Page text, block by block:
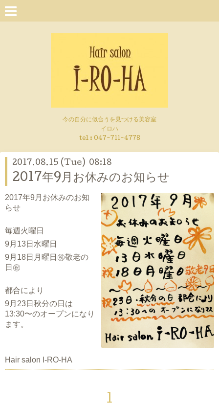
今の自分に似合うを見つける美容室
イロハ
tel : 047-711-4778
2017.08.15 (Tue) 08:18
2017年9月お休みのお知らせ
2017年9月お休みのお知
らせ
毎週火曜日
9月13日水曜日
9月18日月曜日㊗️敬老の
日㊗️
都合により
9月23日秋分の日は
13:30〜のオープンになり
ます。
Hair salon I-RO-HA
1